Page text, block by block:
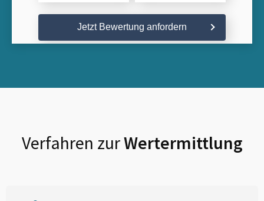
Jetzt Bewertung anfordern
Verfahren zurWertermittlung